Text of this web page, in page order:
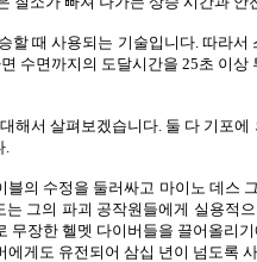
할 때 사용되는 기술입니다.따라서
수면까지의 도달시간을 25초 이상
해서 살펴보겠습니다. 둘 다 기포에
.
의 수정을 둘러싸고 마이노 데스
는 그의 파괴 공작원들에게 실용적
무장한 헬멧 다이버들을 끌어올리
게도 유전되어 삼십 년이 넘도록